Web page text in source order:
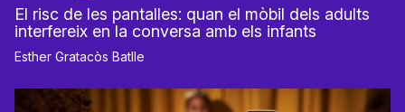
El risc de les pantalles: quan el mòbil dels adults
interfereix en la conversa amb els infants
Esther Gratacòs Batlle